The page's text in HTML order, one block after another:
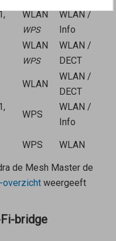
WLAN
WPS
WLAN /
Info
WLAN
WPS
WLAN /
DECT
WLAN
WLAN /
DECT
WPS
WLAN /
Info
WPS WLAN
de Mesh Masterde
overzichtweergeeft
bridge